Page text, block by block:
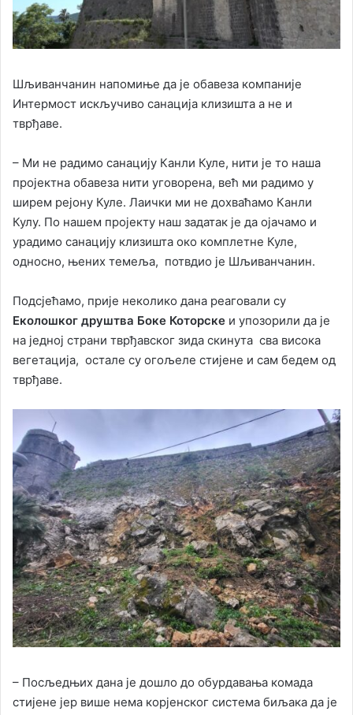
Шљиванчанин напомиње да је обавеза компаније
Интермост искључиво санација клизишта а не и
тврђаве.
– Ми не радимо санацију Канли Куле, нити је то наша
пројектна обавеза нити уговорена, већ ми радимо у
ширем рејону Куле. Лаички ми не дохваћамо Канли
Кулу. По нашем пројекту наш задатак је да ојачамо и
урадимо санацију клизишта око комплетне Куле,
односно, њених темеља, потвдио је Шљиванчанин.
Подсјећамо, прије неколико дана реаговали су
Еколошког друштва Боке Которске и упозорили да је
на једној страни тврђавског зида скинута сва висока
вегетација, остале су огољеле стијене и сам бедем од
тврђаве.
– Посљедњих дана је дошло до обурдавања комада
стијене јер више нема корјенског система биљака да је